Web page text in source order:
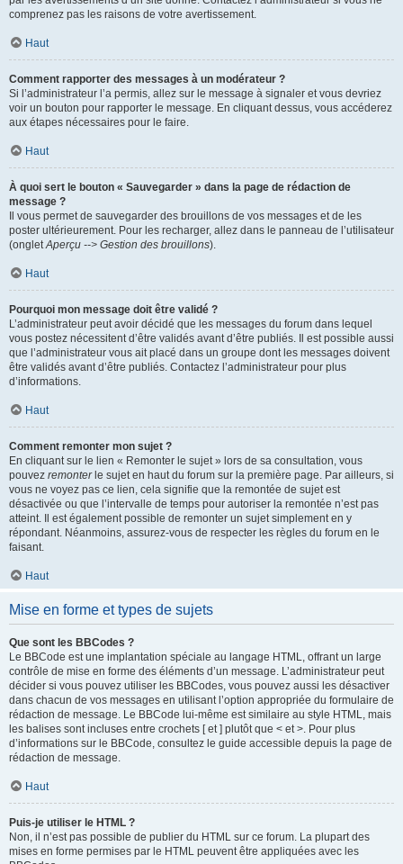
comprenez pas les raisons de votre avertissement.
Haut
Comment rapporter des messages à un modérateur ?
Si l’administrateur l’a permis, allez sur le message à signaler et vous devriez
voir un bouton pour rapporter le message. En cliquant dessus, vous accéderez
aux étapes nécessaires pour le faire.
Haut
À quoi sert le bouton « Sauvegarder » dans la page de rédaction de
message ?
Il vous permet de sauvegarder des brouillons de vos messages et de les
poster ultérieurement. Pour les recharger, allez dans le panneau de l’utilisateur
(ongletAperçu --> Gestion des brouillons).
Haut
Pourquoi mon message doit être validé ?
L’administrateur peut avoir décidé que les messages du forum dans lequel
vous postez nécessitent d’être validés avant d’être publiés. Il est possible aussi
que l’administrateur vous ait placé dans un groupe dont les messages doivent
être validés avant d’être publiés. Contactez l’administrateur pour plus
d’informations.
Haut
Comment remonter mon sujet ?
En cliquant sur le lien « Remonter le sujet » lors de sa consultation, vous
pouvez remonterle sujet en haut du forum sur la première page. Par ailleurs, si
vous ne voyez pas ce lien, cela signifie que la remontée de sujet est
désactivée ou que l’intervalle de temps pour autoriser la remontée n’est pas
atteint. Il est également possible de remonter un sujet simplement en y
répondant. Néanmoins, assurez-vous de respecter les règles du forum en le
faisant.
Haut
Mise en forme et types de sujets
Que sont les BBCodes ?
Le BBCode est une implantation spéciale au langage HTML, offrant un large
contrôle de mise en forme des éléments d’un message. L’administrateur peut
décider si vous pouvez utiliser les BBCodes, vous pouvez aussi les désactiver
dans chacun de vos messages en utilisant l’option appropriée du formulaire de
rédaction de message. Le BBCode lui-même est similaire au style HTML, mais
les balises sont incluses entre crochets [ et ] plutôt que < et >. Pour plus
d’informations sur le BBCode, consultez le guide accessible depuis la page de
rédaction de message.
Haut
Puis-je utiliser le HTML ?
Non, il n’est pas possible de publier du HTML sur ce forum. La plupart des
mises en forme permises par le HTML peuvent être appliquées avec les